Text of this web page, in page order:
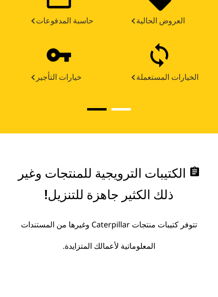
حاسبة المدفوعات العروض الحالية
خيارات التأجير الخيارات المستعملة
assignment الكتيبات الترويجية للمنتجات وغير
ذلك الكثير جاهزة للتنزيل!
تتوفر كتيبات منتجات Caterpillar وغيرها من المستندات
المعلوماتية لأعمالك المتزايدة.